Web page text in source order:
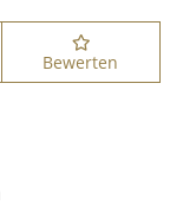
Bewerten